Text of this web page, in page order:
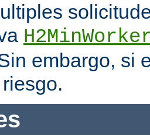
embargo, si